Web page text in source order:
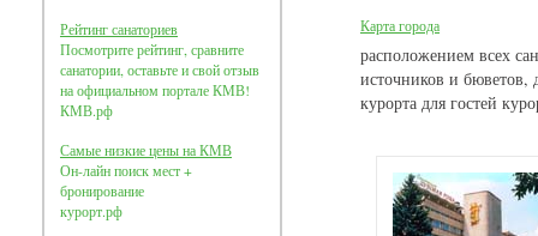
Рейтинг санаториев
Посмотрите рейтинг, сравните
санатории, оставьте и свой отзыв
на официальном портале КМВ!
КМВ.рф
Самые низкие цены на КМВ
Он-лайн поиск мест +
бронирование
курорт.рф
Карта города
расположением всех
источников и бюветов,
курорта для гостей